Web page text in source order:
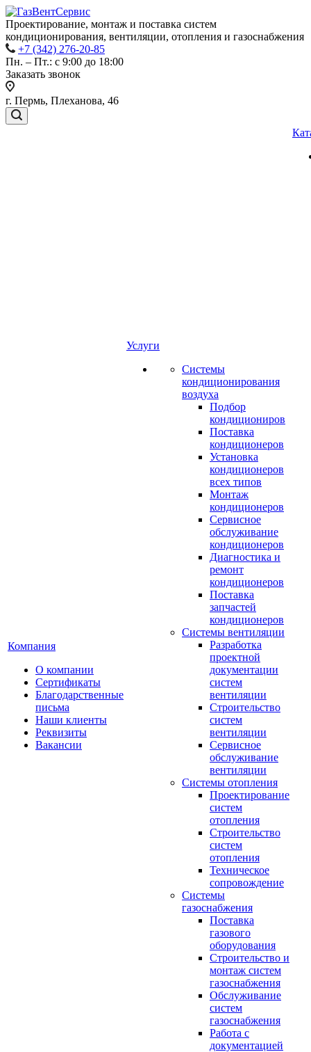
Проектирование, монтаж и поставка систем
кондиционирования, вентиляции, отопления и газоснабжения
+7 (342) 276-20-85
Пн. – Пт.: с 9:00 до 18:00
Заказать звонок
г. Пермь, Плеханова, 46
Компания
О компании
Сертификаты
Благодарственные
письма
Наши клиенты
Реквизиты
Вакансии
Услуги
Системы
кондиционирования
воздуха
Подбор
кондициониров
Поставка
кондиционеров
Установка
кондиционеров
всех типов
Монтаж
кондиционеров
Сервисное
обслуживание
кондиционеров
Диагностика и
ремонт
кондиционеров
Поставка
запчастей
кондиционеров
Системы вентиляции
Разработка
проектной
документации
систем
вентиляции
Строительство
систем
вентиляции
Сервисное
обслуживание
вентиляции
Системы отопления
Проектирование
систем
отопления
Строительство
систем
отопления
Техническое
сопровождение
Системы
газоснабжения
Поставка
газового
оборудования
Строительство и
монтаж систем
газоснабжения
Обслуживание
систем
газоснабжения
Работа с
документацией